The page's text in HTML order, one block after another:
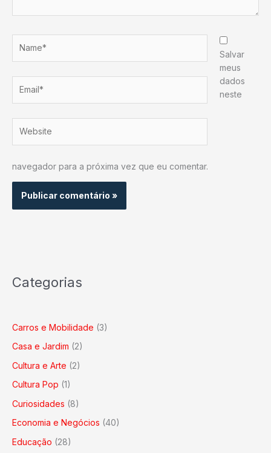
Salvar
meus
dados
neste
navegador para a próxima vez que eu comentar.
Categorias
Carros e Mobilidade (3)
Casa e Jardim (2)
Cultura e Arte (2)
Cultura Pop (1)
Curiosidades (8)
Economia e Negócios (40)
Educação (28)